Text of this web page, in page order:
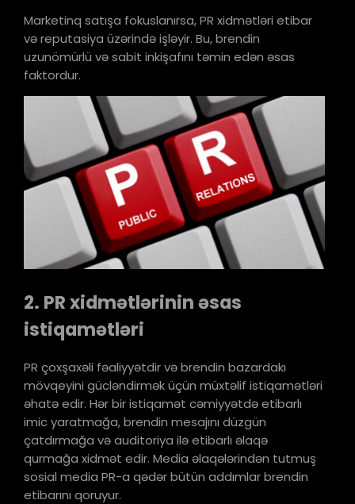
Marketinq satışa fokuslanırsa, PR xidmətləri etibar
və reputasiya üzərində işləyir. Bu, brendin
uzunömürlü və sabit inkişafını təmin edən əsas
faktordur.
2. PR xidmətlərinin əsas
istiqamətləri
PR çoxşaxəli fəaliyyətdir və brendin bazardakı
mövqeyini gücləndirmək üçün müxtəlif istiqamətləri
əhatə edir. Hər bir istiqamət cəmiyyətdə etibarlı
imic yaratmağa, brendin mesajını düzgün
çatdırmağa və auditoriya ilə etibarlı əlaqə
qurmağa xidmət edir. Media əlaqələrindən tutmuş
sosial media PR-a qədər bütün addımlar brendin
etibarını qoruyur.